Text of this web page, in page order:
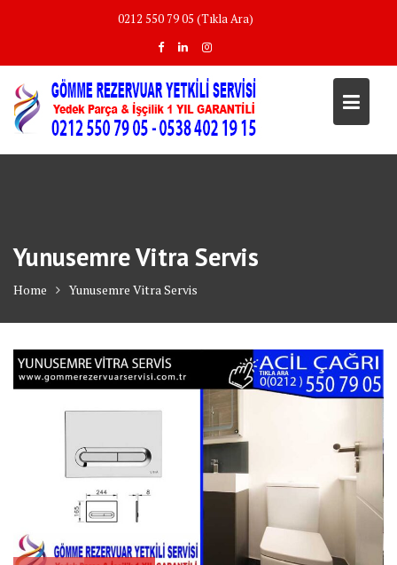
0212 550 79 05 (Tıkla Ara)
Yunusemre Vitra Servis
Home Yunusemre Vitra Servis